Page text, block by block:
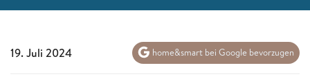
19. Juli 2024 home&smart bei Google bevorzugen